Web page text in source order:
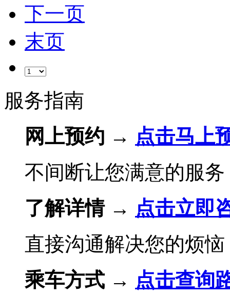
下一页
末页
服务指南
网上预约 → 点击马上
不间断让您满意的服务
了解详情 → 点击立即
直接沟通解决您的烦恼
乘车方式 → 点击查询